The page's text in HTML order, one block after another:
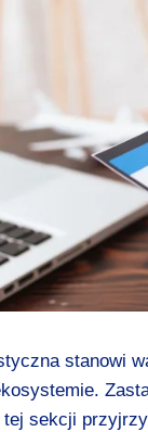
stanowi
tej sekcji